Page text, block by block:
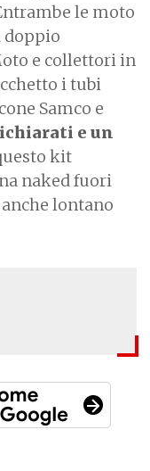
le moto
doppio
e collettori in
i tubi
Samco e
e un
kit
naked fuori
lontano